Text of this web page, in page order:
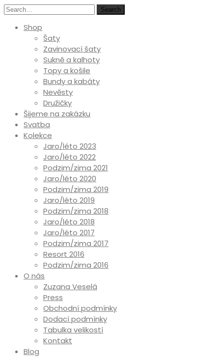
Search
Shop
Šaty
Zavinovací šaty
Sukně a kalhoty
Topy a košile
Bundy a kabáty
Nevěsty
Družičky
Šijeme na zakázku
Svatba
Kolekce
Jaro/léto 2023
Jaro/léto 2022
Podzim/zima 2021
Jaro/léto 2020
Podzim/zima 2019
Jaro/léto 2019
Podzim/zima 2018
Jaro/léto 2018
Jaro/léto 2017
Podzim/zima 2017
Resort 2016
Podzim/zima 2016
O nás
Zuzana Veselá
Press
Obchodní podmínky
Dodací podmínky
Tabulka velikostí
Kontakt
Blog